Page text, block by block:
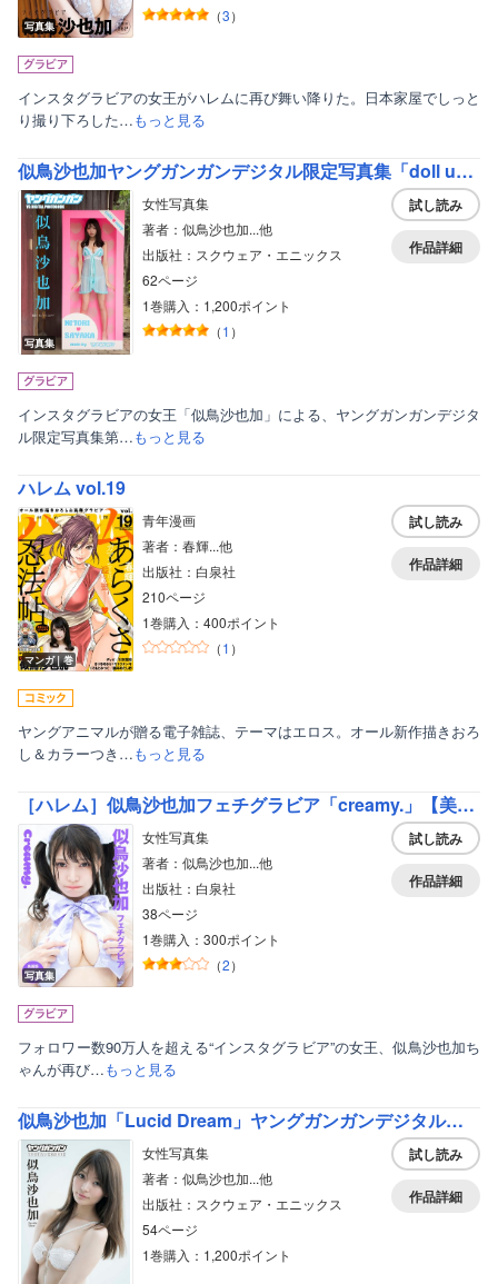
写真集
（3）
インスタグラビアの女王がハレムに再び舞い降りた。日本家屋でしっと
り撮り下ろした…もっと見る
似鳥沙也加ヤングガンガンデジタル限定写真集「doll up」
写真集
女性写真集
著者：似鳥沙也加...他
出版社：スクウェア・エニックス
62ページ
1巻購入：1,200ポイント
（1 ）
試し読み
作品詳細
インスタグラビアの女王「似鳥沙也加」による、ヤングガンガンデジタ
ル限定写真集第…もっと見る
ハレム vol.19
マンガ｜巻
青年漫画
著者：春輝...他
出版社：白泉社
210ページ
1巻購入：400ポイント
（1 ）
試し読み
作品詳細
ヤングアニマルが贈る電子雑誌、テーマはエロス。オール新作描きおろ
し＆カラーつき…もっと見る
［ハレム］似鳥沙也加フェチグラビア「creamy.」【美麗版34P】
写真集
女性写真集
著者：似鳥沙也加...他
出版社：白泉社
38ページ
1巻購入：300ポイント
（2）
試し読み
作品詳細
フォロワー数90万人を超える“インスタグラビア”の女王、似鳥沙也加ち
ゃんが再び…もっと見る
似鳥沙也加「Lucid Dream」ヤングガンガンデジタル限定写真集
女性写真集
著者：似鳥沙也加...他
出版社：スクウェア・エニックス
54ページ
1巻購入：1,200ポイント
試し読み
作品詳細
ボーイズラブ
ティーンズラブ
美女・美少女
女性写真集